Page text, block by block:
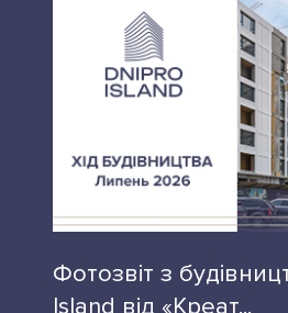
Фотозвіт з